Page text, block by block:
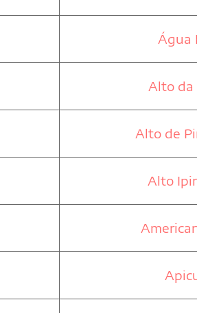
Água
Alto da
Alto de
Alto